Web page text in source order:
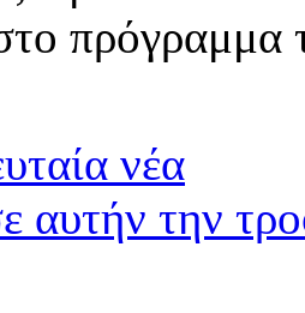
νέα
αυτήν την